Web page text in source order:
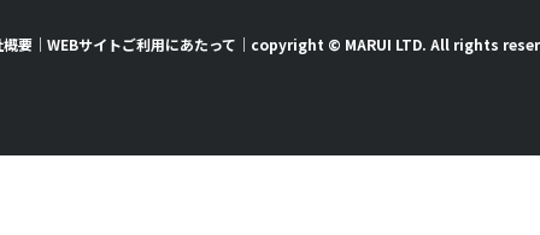
要｜ WEBサイトご利用にあたって ｜ copyright © MARUI LTD. All rights